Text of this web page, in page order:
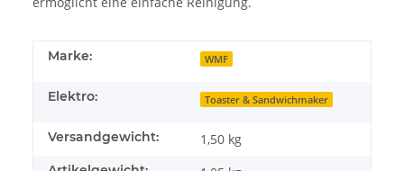
Marke: WMF
Elektro: Toaster & Sandwichmaker
Versandgewicht: 1,50 kg